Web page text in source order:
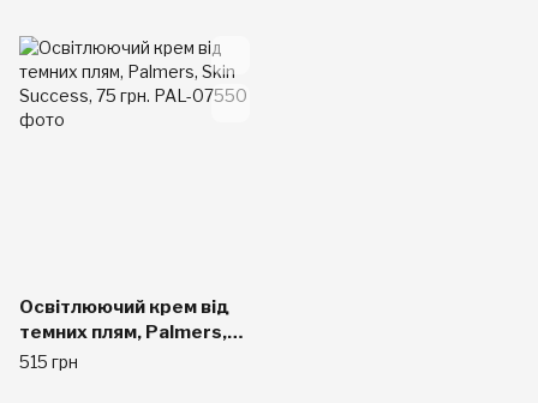
шиповника, 1 жидкая
унция (30 мл)
Освітлюючий крем від
темних плям, Palmers,
Skin Success, 75 грн.
515 грн